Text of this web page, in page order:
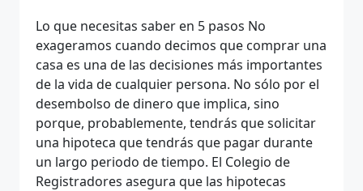
Lo que necesitas saber en 5 pasos No
exageramos cuando decimos que comprar una
casa es una de las decisiones más importantes
de la vida de cualquier persona. No sólo por el
desembolso de dinero que implica, sino
porque, probablemente, tendrás que solicitar
una hipoteca que tendrás que pagar durante
un largo periodo de tiempo. El Colegio de
Registradores asegura que las hipotecas